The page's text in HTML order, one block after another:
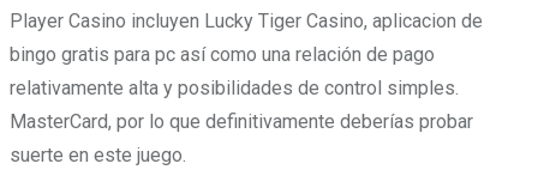
Player Casino incluyen Lucky Tiger Casino, aplicacion de
bingo gratis para pc así como una relación de pago
relativamente alta y posibilidades de control simples.
MasterCard, por lo que definitivamente deberías probar
suerte en este juego.